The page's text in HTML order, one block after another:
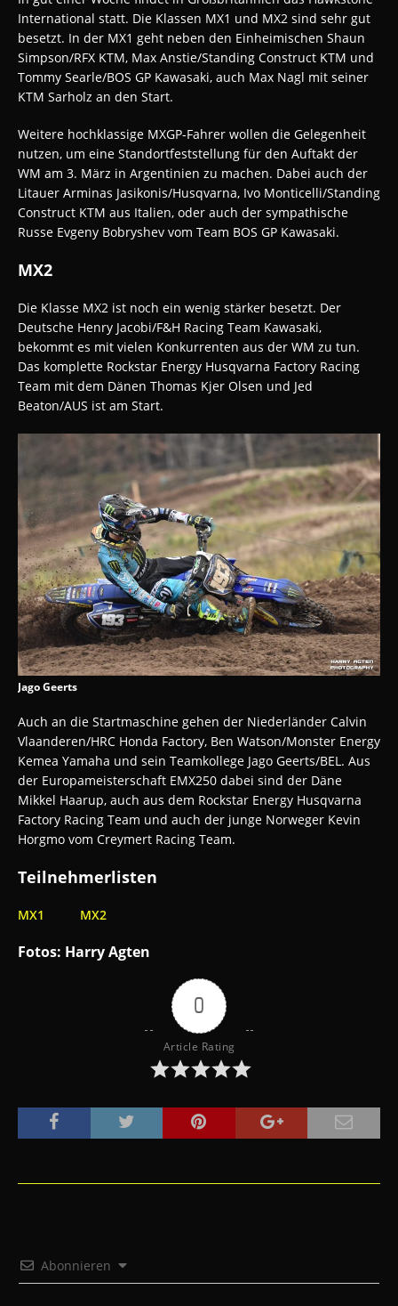
International statt. Die Klassen MX1 und MX2 sind sehr gut
besetzt. In der MX1 geht neben den Einheimischen Shaun
Simpson/RFX KTM, Max Anstie/Standing Construct KTM und
Tommy Searle/BOS GP Kawasaki, auch Max Nagl mit seiner
KTM Sarholz an den Start.
Weitere hochklassige MXGP-Fahrer wollen die Gelegenheit
nutzen, um eine Standortfeststellung für den Auftakt der
WM am 3. März in Argentinien zu machen. Dabei auch der
Litauer Arminas Jasikonis/Husqvarna, Ivo Monticelli/Standing
Construct KTM aus Italien, oder auch der sympathische
Russe Evgeny Bobryshev vom Team BOS GP Kawasaki.
MX2
Die Klasse MX2 ist noch ein wenig stärker besetzt. Der
Deutsche Henry Jacobi/F&H Racing Team Kawasaki,
bekommt es mit vielen Konkurrenten aus der WM zu tun.
Das komplette Rockstar Energy Husqvarna Factory Racing
Team mit dem Dänen Thomas Kjer Olsen und Jed
Beaton/AUS ist am Start.
Jago Geerts
Auch an die Startmaschine gehen der Niederländer Calvin
Vlaanderen/HRC Honda Factory, Ben Watson/Monster Energy
Kemea Yamaha und sein Teamkollege Jago Geerts/BEL. Aus
der Europameisterschaft EMX250 dabei sind der Däne
Mikkel Haarup, auch aus dem Rockstar Energy Husqvarna
Factory Racing Team und auch der junge Norweger Kevin
Horgmo vom Creymert Racing Team.
Teilnehmerlisten
MX1 MX2
Fotos: Harry Agten
0
Article Rating
Abonnieren